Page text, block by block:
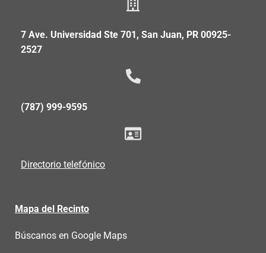
7 Ave. Universidad Ste 701, San Juan, PR 00925-
2527
(787) 999-9595
Directorio telefónico
Mapa del Recinto
Búscanos en Google Maps